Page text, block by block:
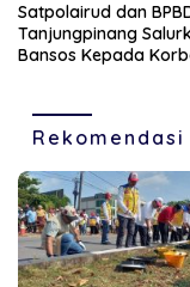
Satpolairud dan
Tanjungpinang
Bansos Kepada